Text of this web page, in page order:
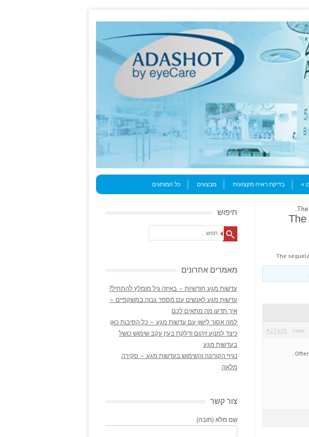
בדיקת ראיה מקצועית מבצעים כל המותגים
The
#27403 תגובה
חיפוש
Search
מאמרים אחרונים
עדשות מגע חודשיות – באיזה גיל מומלץ להתחיל?
עדשות מגע לאנשים עם מספר גבוה במשקפיים –
איך תדעו מה מתאים לכם
למה אסור לישון עם עדשות מגע – כל הסיבות כאן
כיצד למנוע זיהום ודלקת בעין עקב שימוש כושל
בעדשות מגע
נגיף הקורונה והשימוש בעדשות מגע – סקירה
מלאה
צור קשר
שם מלא (חובה)